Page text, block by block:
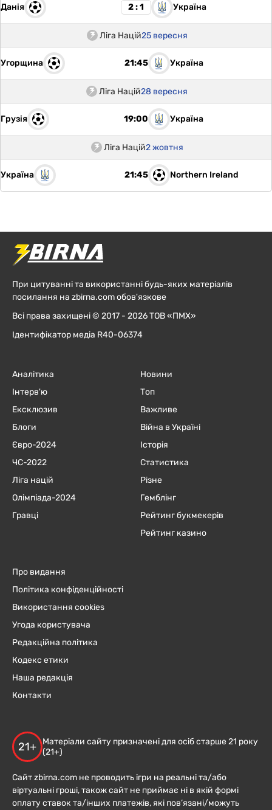
Данія 2 : 1 Україна
Ліга Націй25 вересня
Угорщина 21:45 Україна
Ліга Націй28 вересня
Грузія 19:00 Україна
Ліга Націй2 жовтня
Україна 21:45 Northern Ireland
При цитуванні та використанні будь-яких матеріалів
посилання на zbirna.com обов'язкове
Всі права захищені © 2017 - 2026 ТОВ «ПМХ»
Ідентифікатор медіа R40-06374
Аналітика
Інтерв'ю
Ексклюзив
Блоги
Євро-2024
ЧC-2022
Ліга націй
Олімпіада-2024
Гравці
Новини
Топ
Важливе
Війна в Україні
Історія
Статистика
Різне
Гемблінг
Рейтинг букмекерів
Рейтинг казино
Про видання
Політика конфіденційності
Використання cookies
Угода користувача
Редакційна політика
Кодекс етики
Наша редакція
Контакти
21+
Матеріали сайту призначені для осіб старше 21 року
(21+)
Сайт zbirna.com не проводить ігри на реальні та/або
віртуальні гроші, також сайт не приймає ні в якій формі
оплату ставок та/інших платежів, які пов’язані/можуть